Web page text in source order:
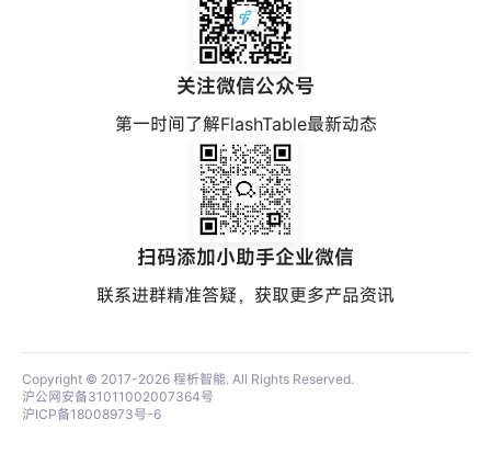
关注微信公众号
第一时间了解FlashTable最新动态
扫码添加小助手企业微信
联系进群精准答疑，获取更多产品资讯
Copyright © 2017-2026 程析智能. All Rights Reserved.
沪公网安备31011002007364号
沪ICP备18008973号-6